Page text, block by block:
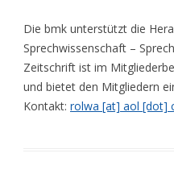
Die bmk unterstützt die
Sprechwissenschaft –
Zeitschrift ist im
und bietet den Mitgliedern
Kontakt: rolwa [at] aol [dot]